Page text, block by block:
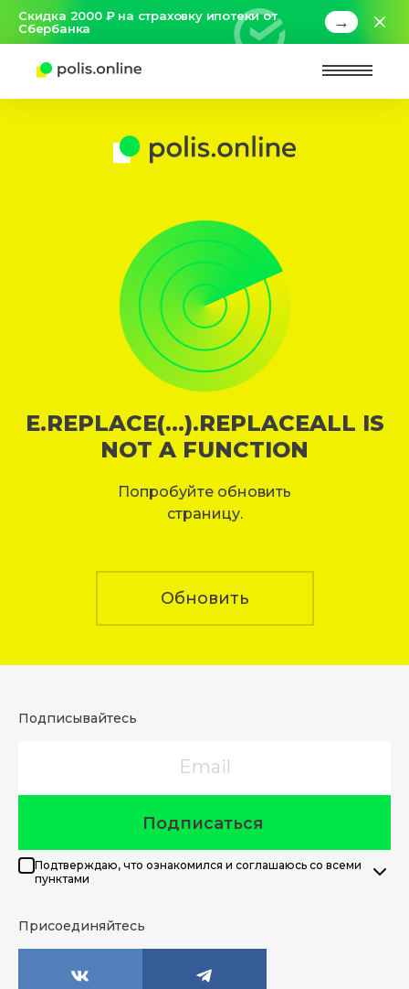
Скидка 2000 ₽ на страховку ипотеки от
Сбербанка
→
E.REPLACE(...).REPLACEALL IS
NOT A FUNCTION
Попробуйте обновить
страницу.
Обновить
Подписывайтесь
Подписаться
Подтверждаю, что ознакомился и соглашаюсь со всеми
пунктами
Присоединяйтесь